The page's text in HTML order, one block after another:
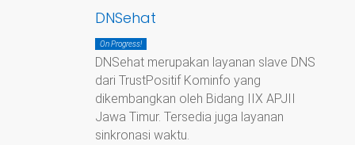
DNSehat
On Progress!
DNSehat merupakan layanan slave DNS
dari TrustPositif Kominfo yang
dikembangkan oleh Bidang IIX APJII
Jawa Timur. Tersedia juga layanan
sinkronasi waktu.